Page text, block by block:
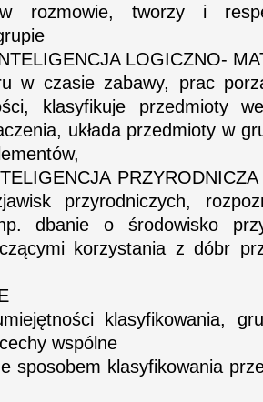
w rozmowie, tworzy i
LOGICZNO-
w czasie zabawy, prac
klasyfikuje przedmioty
układa przedmioty w
przyrodniczych,
dbanie o środowisko
korzystania z dóbr
klasyfikowania,
wspólne
sposobem klasyfikowania